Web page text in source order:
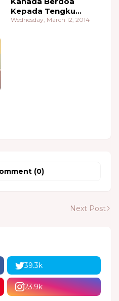
Kepada Tengku
Hasan M. di Tiro 7
Wednesday, March 12, 2014
(0)
Next Post
39.3k
23.9k